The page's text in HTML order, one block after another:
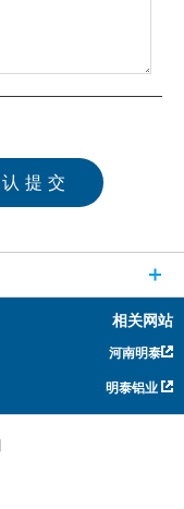
相关网站
河南明泰
明泰铝业